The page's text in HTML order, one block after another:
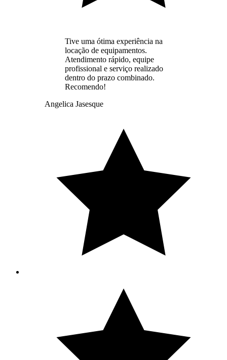
Tive uma ótima experiência na
locação de equipamentos.
Atendimento rápido, equipe
profissional e serviço realizado
dentro do prazo combinado.
Recomendo!
Angelica Jasesque